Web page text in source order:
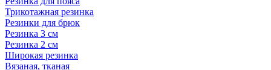
Трикотажная резинка
Резинки для брюк
Резинка 3 см
Резинка 2 см
Широкая резинка
Вязаная, тканая